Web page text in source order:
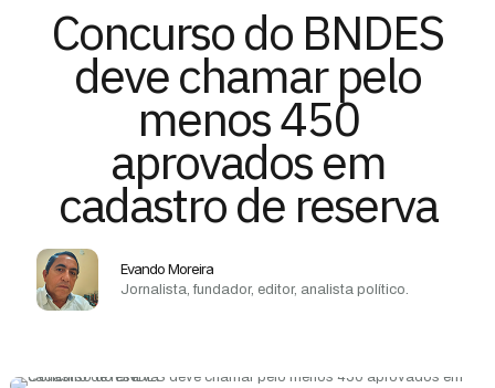
Concurso do BNDES
deve chamar pelo
menos 450
aprovados em
cadastro de reserva
Evando Moreira
Jornalista, fundador, editor, analista político.